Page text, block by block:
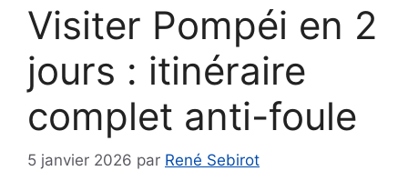
Visiter Pompéi en 2
jours : itinéraire
complet anti-foule
5 janvier 2026 par René Sebirot